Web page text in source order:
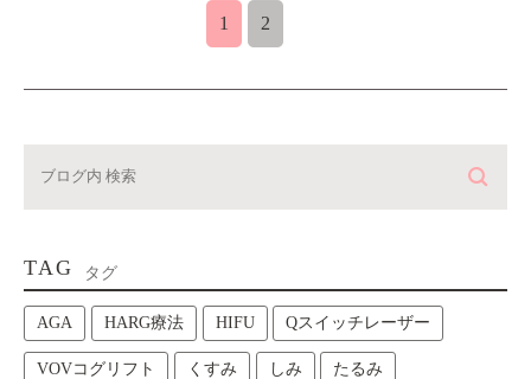
1 2
TAG タグ
AGA HARG療法 HIFU Qスイッチレーザー
VOVコグリフト くすみ しみ たるみ